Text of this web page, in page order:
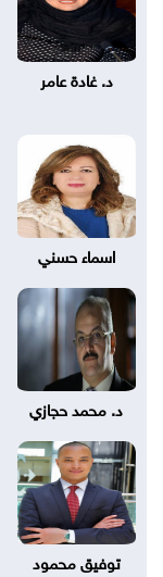
د. غادة عامر
اسماء حسني
د. محمد حجازي
توفيق محمود